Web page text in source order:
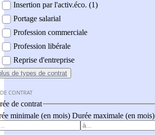
Insertion par l'activ.éco. (1)
Portage salarial
Profession commerciale
Profession libérale
Reprise d'entreprise
de types de contrat
CONTRAT
de contrat
minimale (en mois) Durée maximale (en mois)